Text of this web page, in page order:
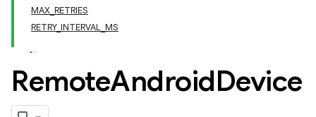
MAX_RETRIES
RETRY_INTERVAL_MS
RemoteAndroidDevice